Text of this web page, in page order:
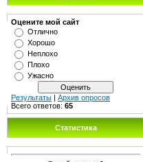
Оцените мой сайт
Отлично
Хорошо
Неплохо
Плохо
Ужасно
Результаты | Архив опросов
Всего ответов: 65
Статистика